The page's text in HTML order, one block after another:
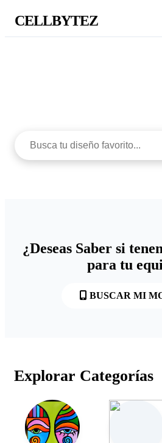
CELLBYTEZ
¿Deseas Saber si
para tu
BUSCAR MI
Explorar Categorías